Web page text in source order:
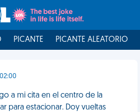
PICANTE PICANTE ALEATORIO
a mi cita en el centro de la
para estacionar. Doy vueltas